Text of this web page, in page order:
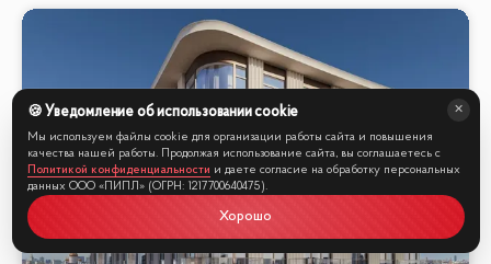
🍪 Уведомление об использовании cookie
Мы используем файлы cookie для организации работы сайта и повышения
качества нашей работы. Продолжая использование сайта, вы соглашаетесь с
Политикой конфиденциальности и даете согласие на обработку персональных
данных ООО «ПИПЛ» (ОГРН: 1217700640475).
Хорошо